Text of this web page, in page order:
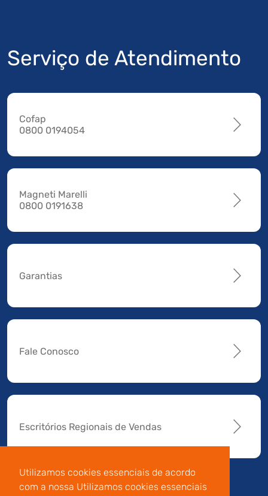
Utilizamos cookies essenciais de acordo
com a nossa Utilizamos cookies essenciais
Serviço de Atendimento
Cofap
0800 0194054
Magneti Marelli
0800 0191638
Garantias
Fale Conosco
Escritórios Regionais de Vendas